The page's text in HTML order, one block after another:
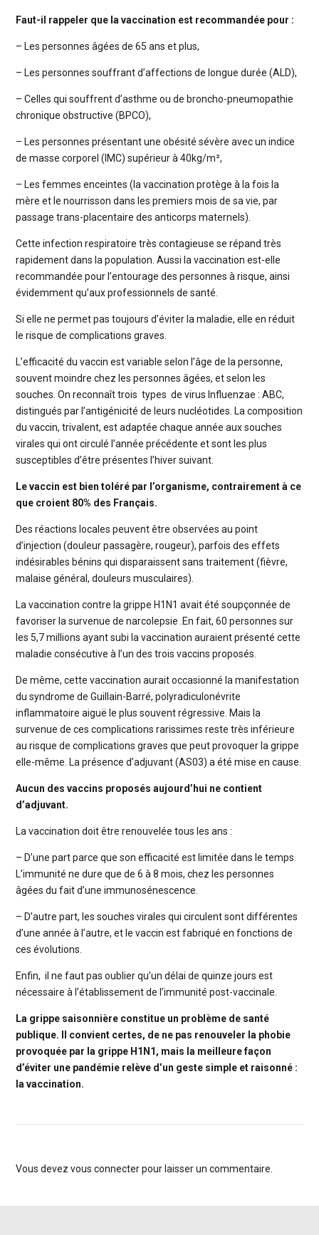
Faut-il rappeler que la vaccination est recommandée pour :
– Les personnes âgées de 65 ans et plus,
– Les personnes souffrant d’affections de longue durée (ALD),
– Celles qui souffrent d’asthme ou de broncho-pneumopathie
chronique obstructive (BPCO),
– Les personnes présentant une obésité sévère avec un indice
de masse corporel (IMC) supérieur à 40kg/m²,
– Les femmes enceintes (la vaccination protège à la fois la
mère et le nourrisson dans les premiers mois de sa vie, par
passage trans-placentaire des anticorps maternels).
Cette infection respiratoire très contagieuse se répand très
rapidement dans la population. Aussi la vaccination est-elle
recommandée pour l’entourage des personnes à risque, ainsi
évidemment qu’aux professionnels de santé.
Si elle ne permet pas toujours d’éviter la maladie, elle en réduit
le risque de complications graves.
L’efficacité du vaccin est variable selon l’âge de la personne,
souvent moindre chez les personnes âgées, et selon les
souches. On reconnaît trois types de virus Influenzae : ABC,
distingués par l’antigénicité de leurs nucléotides. La composition
du vaccin, trivalent, est adaptée chaque année aux souches
virales qui ont circulé l’année précédente et sont les plus
susceptibles d’être présentes l’hiver suivant.
Le vaccin est bien toléré par l’organisme, contrairement à ce
que croient 80% des Français.
Des réactions locales peuvent être observées au point
d’injection (douleur passagère, rougeur), parfois des effets
indésirables bénins qui disparaissent sans traitement (fièvre,
malaise général, douleurs musculaires).
La vaccination contre la grippe H1N1 avait été soupçonnée de
favoriser la survenue de narcolepsie .En fait, 60 personnes sur
les 5,7 millions ayant subi la vaccination auraient présenté cette
maladie consécutive à l’un des trois vaccins proposés.
De même, cette vaccination aurait occasionné la manifestation
du syndrome de Guillain-Barré, polyradiculonévrite
inflammatoire aiguë le plus souvent régressive. Mais la
survenue de ces complications rarissimes reste très inférieure
au risque de complications graves que peut provoquer la grippe
elle-même. La présence d’adjuvant (AS03) a été mise en cause.
Aucun des vaccins proposés aujourd’hui ne contient
d’adjuvant.
La vaccination doit être renouvelée tous les ans :
– D’une part parce que son efficacité est limitée dans le temps.
L’immunité ne dure que de 6 à 8 mois, chez les personnes
âgées du fait d’une immunosénescence.
– D’autre part, les souches virales qui circulent sont différentes
d’une année à l’autre, et le vaccin est fabriqué en fonctions de
ces évolutions.
Enfin, il ne faut pas oublier qu’un délai de quinze jours est
nécessaire à l’établissement de l’immunité post-vaccinale.
La grippe saisonnière constitue un problème de santé
publique. Il convient certes, de ne pas renouveler la phobie
provoquée par la grippe H1N1, mais la meilleure façon
d’éviter une pandémie relève d’un geste simple et raisonné :
la vaccination.
Vous devez vous connecterpour laisser un commentaire.